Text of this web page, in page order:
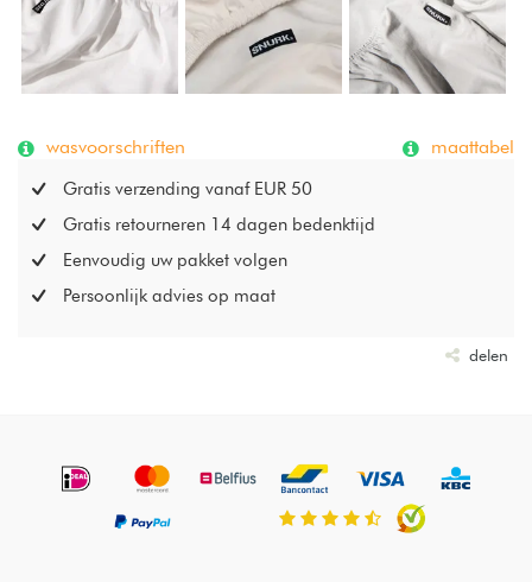
wasvoorschriften maattabel
Gratis verzending vanaf EUR 50
Gratis retourneren 14 dagen bedenktijd
Eenvoudig uw pakket volgen
Persoonlijk advies op maat
delen